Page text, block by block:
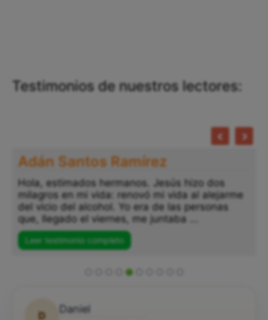
Testimonios de nuestros lectores:
Adán Santos Ramírez
Hola, estimados hermanos. Jesús hizo dos
milagros en mi vida: renovó mi vida al alejarme
del vicio del alcohol. Yo era de las personas
que, llegado el viernes, me juntaba ...
Leer testimonio completo
D
Daniel